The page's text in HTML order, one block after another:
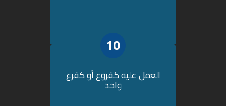
10
العمل عليه كفروع أو كفرع
واحد